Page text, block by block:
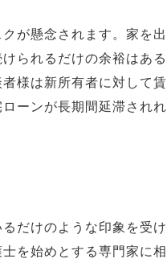
が懸念されます。家を出
られるだけの余裕はある
様は新所有者に対して賃
ーンが長期間延滞されれ
だけのような印象を受け
を始めとする専門家に相